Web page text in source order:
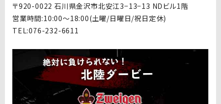
〒920-0022 石川県金沢市北安江3−13−13 NDビル1階
営業時間:10:00〜18:00(土曜/日曜日/祝日定休)
TEL:076-232-6611